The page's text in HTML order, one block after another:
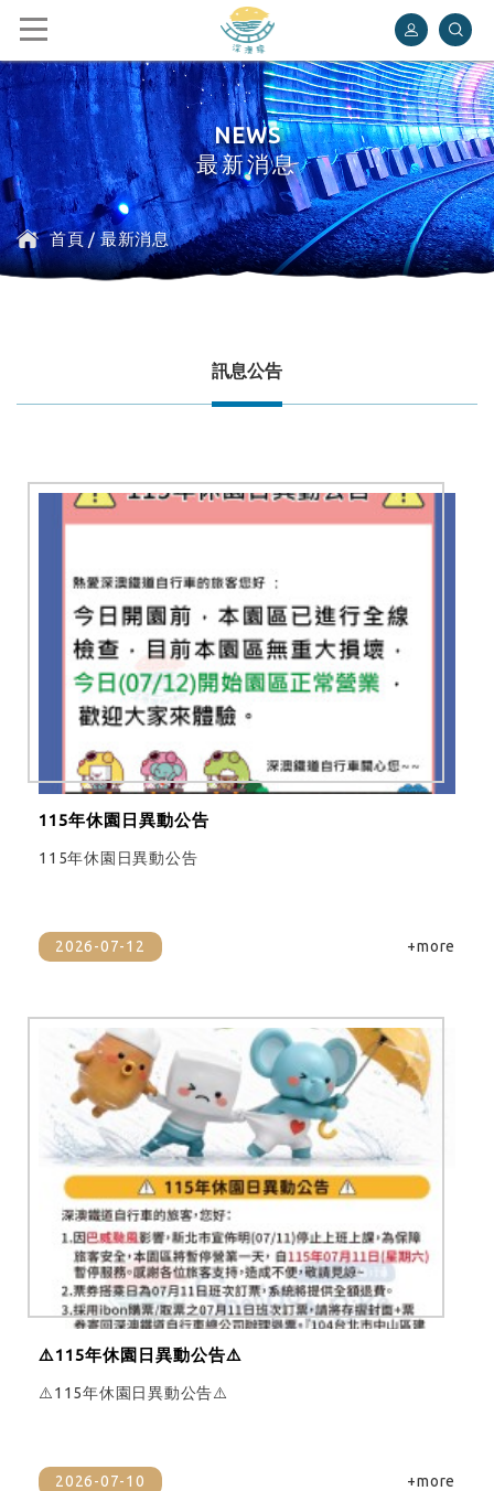
深澳鐵道自行車
NEWS
最新消息
首頁/最新消息
訊息公告
115年休園日異動公告
115年休園日異動公告
2026-07-12 +more
⚠️115年休園日異動公告⚠️
⚠️115年休園日異動公告⚠️
2026-07-10 +more